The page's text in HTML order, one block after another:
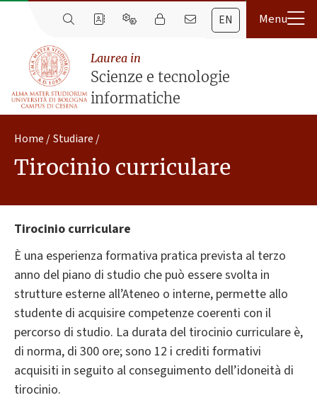
EN
Laurea in
Scienze e tecnologie
informatiche
Home Studiare
Tirocinio curriculare
Tirocinio curriculare
È una esperienza formativa pratica prevista al terzo
anno del piano di studio che può essere svolta in
strutture esterne all’Ateneo o interne, permette allo
studente di acquisire competenze coerenti con il
percorso di studio. La durata del tirocinio curriculare è,
di norma, di ​300 ore; sono 12 i crediti formativi
acquisiti in seguito al conseguimento dell’idoneità di
tirocinio.